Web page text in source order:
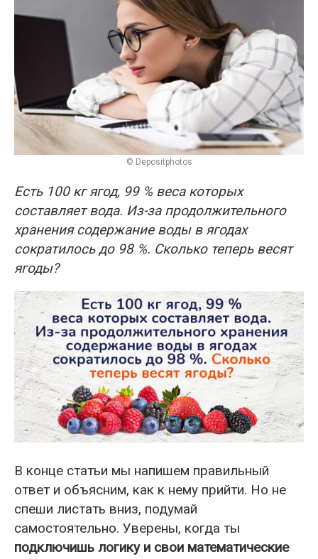
© Depositphotos
Есть 100 кг ягод, 99 % веса которых
составляет вода. Из-за продолжительного
хранения содержание воды в ягодах
сократилось до 98 %. Сколько теперь весят
ягоды?
В конце статьи мы напишем правильный
ответ и объясним, как к нему прийти. Но не
спеши листать вниз, подумай
самостоятельно. Уверены, когда ты
подключишь логику и свои математические